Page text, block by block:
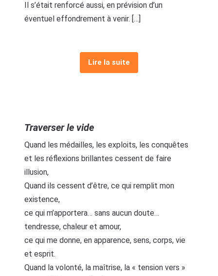
Il s’était renforcé aussi, en prévision d’un
éventuel effondrement à venir. […]
Lire la suite
Traverser le vide
Quand les médailles, les exploits, les conquêtes
et les réflexions brillantes cessent de faire
illusion,
Quand ils cessent d’être, ce qui remplit mon
existence,
ce qui m’apportera… sans aucun doute…
tendresse, chaleur et amour,
ce qui me donne, en apparence, sens, corps, vie
et esprit.
Quand la volonté, la maîtrise, la « tension vers »